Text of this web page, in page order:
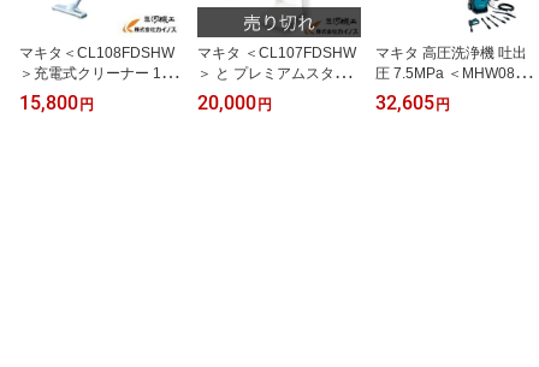
マキタ＜CL108FDSHW
＞充電式クリーナー 10.8
V 1.5Ah バッテリ・充電
器付 カプセル式＋ワンタ
15,800 円
マキタ ＜CL107FDSHW
＞ と プレミアムスタン
ド ＜MK-002＞
20,000 円
マキタ 高圧洗浄機 吐出
圧 7.5MPa ＜MHW0800
＞
32,605 円